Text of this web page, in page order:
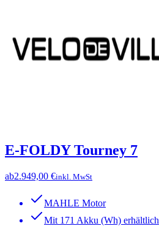
E-FOLDY Tourney 7
ab2.949,00 €inkl. MwSt
MAHLE Motor
Mit 171 Akku (Wh) erhältlich